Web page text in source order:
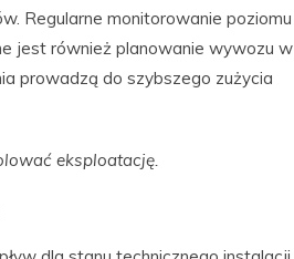
Regularne monitorowanie poziomu
jest również planowanie wywozu w
prowadzą do szybszego zużycia
eksploatację.